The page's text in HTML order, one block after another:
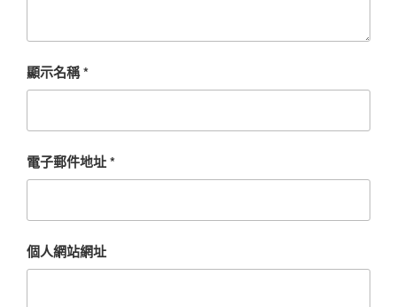
顯示名稱*
電子郵件地址*
個人網站網址